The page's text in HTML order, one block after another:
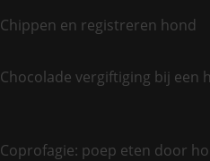
Chippen en registreren hond
Chocolade vergiftiging bij een
Coprofagie: poep eten door